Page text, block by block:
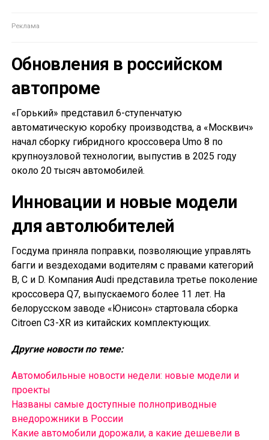
Обновления в российском
автопроме
«Горький» представил 6-ступенчатую
автоматическую коробку производства, а «Москвич»
начал сборку гибридного кроссовера Umo 8 по
крупноузловой технологии, выпустив в 2025 году
около 20 тысяч автомобилей.
Инновации и новые модели
для автолюбителей
Госдума приняла поправки, позволяющие управлять
багги и вездеходами водителям с правами категорий
B, C и D. Компания Audi представила третье поколение
кроссовера Q7, выпускаемого более 11 лет. На
белорусском заводе «Юнисон» стартовала сборка
Citroen C3-XR из китайских комплектующих.
Другие новости по теме:
Автомобильные новости недели: новые модели и
проекты
Названы самые доступные полноприводные
внедорожники в России
Какие автомобили дорожали, а какие дешевели в